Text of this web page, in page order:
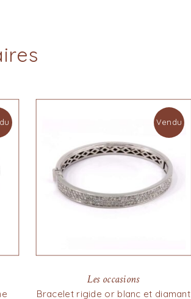
Vendu
Les occasions
Bracelet rigide or blanc et diamant